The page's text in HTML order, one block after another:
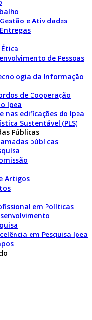
e Atividades
de Pessoas
da Informação
de Cooperação
Ipea
nas edificações do Ipea
Sustentável (PLS)
Públicas
públicas
Artigos
em Políticas
em Pesquisa Ipea